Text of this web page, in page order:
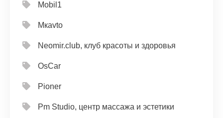
Mobil1
Mкavto
Neomir.club, клуб красоты и здоровья
OsCar
Pioner
Pm Studio, центр массажа и эстетики